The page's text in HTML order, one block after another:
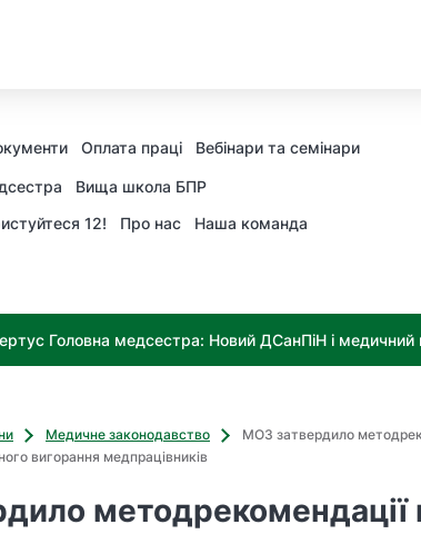
Оплата праці Вебінари та семінари
Вища школа БПР
12! Про нас Наша команда
Головна медсестра: Новий ДСанПіН і медичний
Медичне законодавство
МОЗ затвердило
вигорання медпрацівників